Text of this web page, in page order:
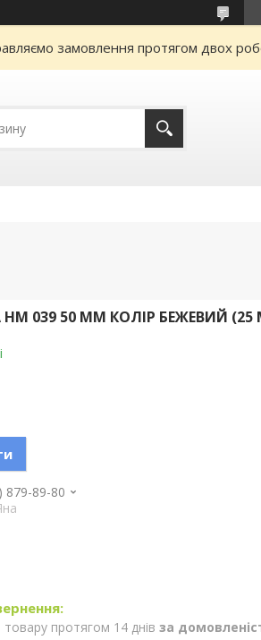
замовлення протягом двох
039 50 ММ КОЛІР БЕЖЕВИЙ (25
879-89-80
протягом 14 днів за